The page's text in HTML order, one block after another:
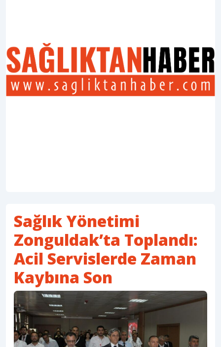
Sağlık Yönetimi
Zonguldak’ta Toplandı:
Acil Servislerde Zaman
Kaybına Son